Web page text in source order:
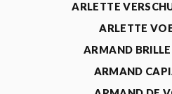
ARLETTE
ARLETTE
ARMAND
ARMAND